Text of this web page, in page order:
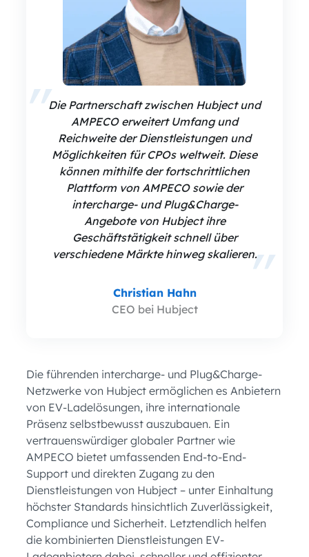
Die Partnerschaft zwischen Hubject und
AMPECO erweitert Umfang und
Reichweite der Dienstleistungen und
Möglichkeiten für CPOs weltweit. Diese
können mithilfe der fortschrittlichen
Plattform von AMPECO sowie der
intercharge- und Plug&Charge-
Angebote von Hubject ihre
Geschäftstätigkeit schnell über
verschiedene Märkte hinweg skalieren.
Christian Hahn
CEO bei Hubject
Die führenden intercharge- und Plug&Charge-
Netzwerke von Hubject ermöglichen es Anbietern
von EV-Ladelösungen, ihre internationale
Präsenz selbstbewusst auszubauen. Ein
vertrauenswürdiger globaler Partner wie
AMPECO bietet umfassenden End-to-End-
Support und direkten Zugang zu den
Dienstleistungen von Hubject – unter Einhaltung
höchster Standards hinsichtlich Zuverlässigkeit,
Compliance und Sicherheit. Letztendlich helfen
die kombinierten Dienstleistungen EV-